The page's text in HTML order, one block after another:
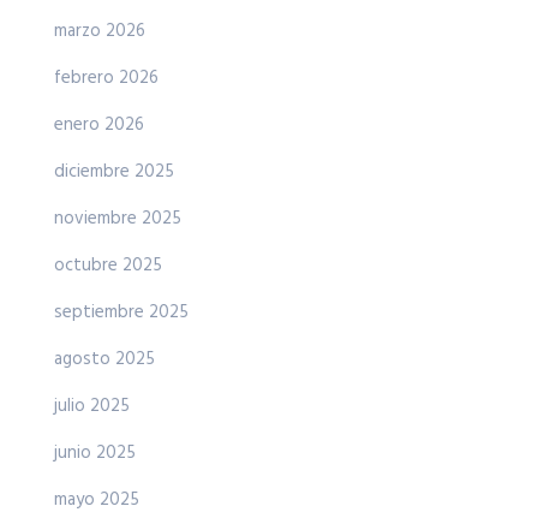
marzo 2026
febrero 2026
enero 2026
diciembre 2025
noviembre 2025
octubre 2025
septiembre 2025
agosto 2025
julio 2025
junio 2025
mayo 2025